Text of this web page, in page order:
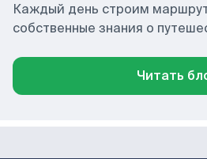
Каждый день строим
собственные знания о
Читать